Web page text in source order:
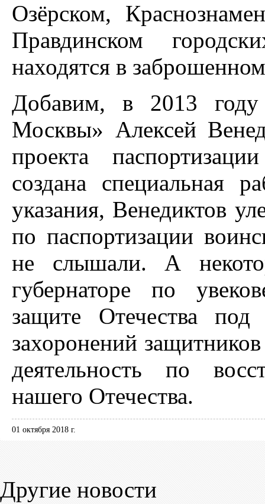
Озёрском,
Правдинском
находятся в
Добавим, в 2013 году
Москвы» Алексей
проекта
создана специальная
указания, Венедиктов
по паспортизации
не слышали. А
губернаторе по
защите Отечества под
захоронений
деятельность по
нашего Отечества.
01 октября 2018 г.
Другие новости